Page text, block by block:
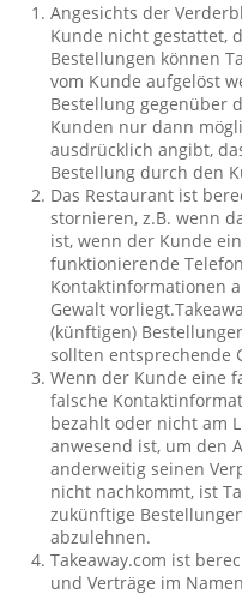
Angesichts der
Kunde nicht gestattet,
Bestellungen können
vom Kunde aufgelöst
Bestellung gegenüber
Kunden nur dann
ausdrücklich angibt,
Bestellung durch den
Das Restaurant ist
stornieren, z.B. wenn
ist, wenn der Kunde
funktionierende
Kontaktinformationen
Gewalt
(künftigen)
sollten entsprechende
Wenn der Kunde eine
falsche
bezahlt oder nicht am
anwesend ist, um den
anderweitig seinen
nicht nachkommt, ist
zukünftige
abzulehnen.
Takeaway.com ist
und Verträge im